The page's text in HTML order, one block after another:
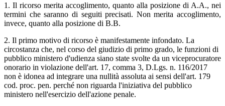
1. Il ricorso merita accoglimento, quanto alla posizione di A.A., nei
termini che saranno di seguiti precisati. Non merita accoglimento,
invece, quanto alla posizione di B.B.
2. Il primo motivo di ricorso è manifestamente infondato. La
circostanza che, nel corso del giudizio di primo grado, le funzioni di
pubblico ministero d'udienza siano state svolte da un viceprocuratore
onorario in violazione dell'art. 17, comma 3, D.Lgs. n. 116/2017
non è idonea ad integrare una nullità assoluta ai sensi dell'art. 179
cod. proc. pen. perché non riguarda l'iniziativa del pubblico
ministero nell'esercizio dell'azione penale.